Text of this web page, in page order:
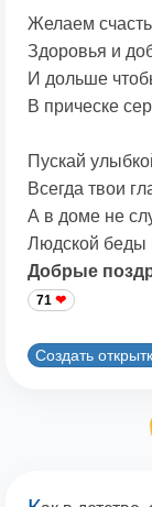
Желаем
Здоровья и
И дольше
В прическе
Пускай
Всегда твои
А в доме не
Людской беды
Добрые
71
Создать